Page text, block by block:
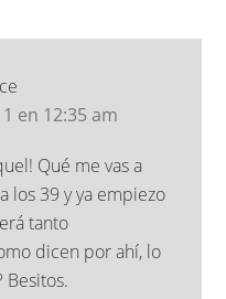
en 12:35 am
Qué me vas a
los 39 y ya empiezo
tanto
dicen por ahí, lo
Besitos.